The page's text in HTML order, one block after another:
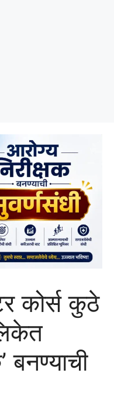
कोर्स कुठे
बनण्याची